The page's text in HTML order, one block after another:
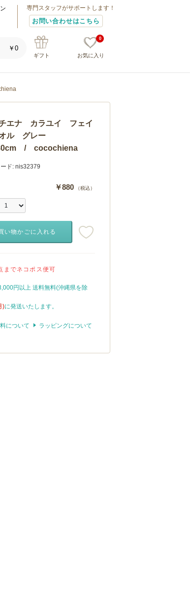
専門スタッフがサポートします！
お問い合わせはこちら
ギフト お気に入り
0
￥0
エナ カラユイ フェイ
オル グレー
/ cocochiena
ド: nis32379
￥880 （税込）
い物かごに入れる
までネコポス便可
円以上 送料無料(沖縄県を除
)に発送いたします。
について ラッピングについて